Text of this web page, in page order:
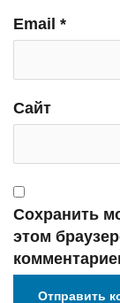
Email *
Сайт
Сохранить
этом